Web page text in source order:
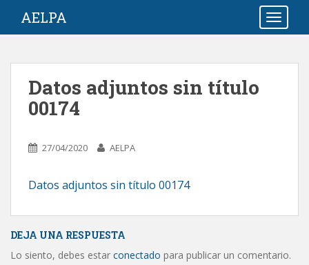
i
AELPA
Datos adjuntos sin título
00174
27/04/2020 AELPA
Datos adjuntos sin título 00174
DEJA UNA RESPUESTA
Lo siento, debes estar conectado para publicar un comentario.